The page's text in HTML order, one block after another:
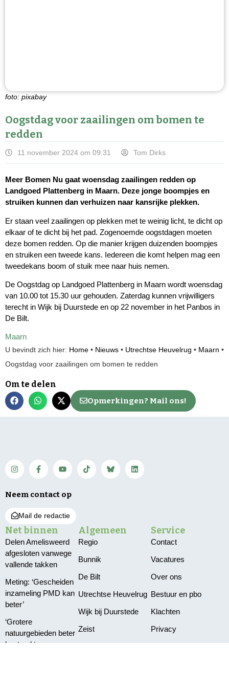
foto: pixabay
Oogstdag voor zaailingen om bomen te
redden
11 november 2024 om 09:31 Tom Dirks
Meer Bomen Nu gaat woensdag zaailingen redden op
Landgoed Plattenberg in Maarn. Deze jonge boompjes en
struiken kunnen dan verhuizen naar kansrijke plekken.
Er staan veel zaailingen op plekken met te weinig licht, te dicht op
elkaar of te dicht bij het pad. Zogenoemde oogstdagen moeten
deze bomen redden. Op die manier krijgen duizenden boompjes
en struiken een tweede kans. Iedereen die komt helpen mag een
tweedekans boom of stuik mee naar huis nemen.
De Oogstdag op Landgoed Plattenberg in Maarn wordt woensdag
van 10.00 tot 15.30 uur gehouden. Zaterdag kunnen vrijwilligers
terecht in Wijk bij Duurstede en op 22 november in het Panbos in
De Bilt.
Maarn
U bevindt zich hier: Home • Nieuws • Utrechtse Heuvelrug • Maarn •
Oogstdag voor zaailingen om bomen te redden
Om te delen
Opmerkingen? Mail ons!
Neem contact op
Mail de redactie
Net binnen
Delen Amelisweerd
afgesloten vanwege
vallende takken
Meting: ‘Gescheiden
inzameling PMD kan
beter’
‘Grotere
natuurgebieden beter
bestand tegen
Algemeen
Regio
Bunnik
De Bilt
Utrechtse Heuvelrug
Wijk bij Duurstede
Zeist
Service
Contact
Vacatures
Over ons
Bestuur en pbo
Klachten
Privacy